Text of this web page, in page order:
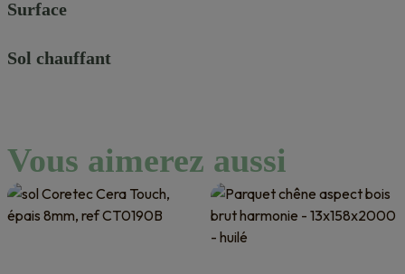
Surface
Sol chauffant
Vous aimerez aussi